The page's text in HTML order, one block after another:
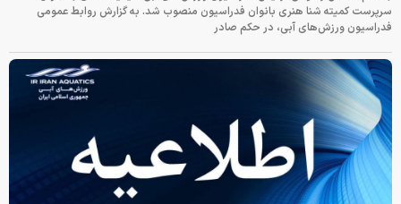
سرپرست کمیته شنا هنری بانوان فدراسیون منصوب شد. به گزارش روابط عمومی
فدراسیون ورزش‌های آبی، در حکم صادر